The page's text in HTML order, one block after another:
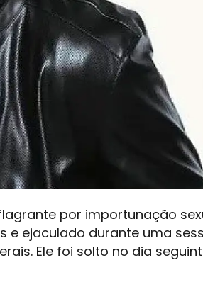
por importunação
e ejaculado durante uma
Ele foi solto no dia